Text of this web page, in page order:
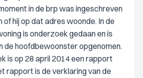
in de brp was ingeschreven
hij op dat adres woonde. In de
is onderzoek gedaan en is
de hoofdbewoonster opgenomen.
is op 28 april 2014 een rapport
rapport is de verklaring van de